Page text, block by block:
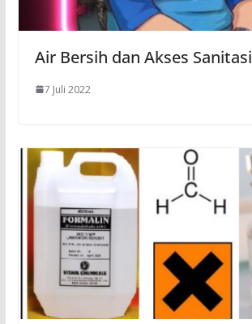
Air Bersih dan Akses Sanitasi
7 Juli 2022